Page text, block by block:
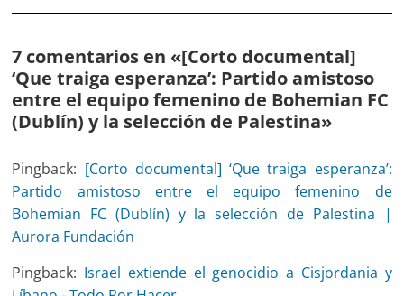
7 comentarios en «[Corto documental]
‘Que traiga esperanza’: Partido amistoso
entre el equipo femenino de Bohemian FC
(Dublín) y la selección de Palestina»
Pingback: [Corto documental] ‘Que traiga esperanza’:
Partido amistoso entre el equipo femenino de
Bohemian FC (Dublín) y la selección de Palestina |
Aurora Fundación
Pingback: Israel extiende el genocidio a Cisjordania y